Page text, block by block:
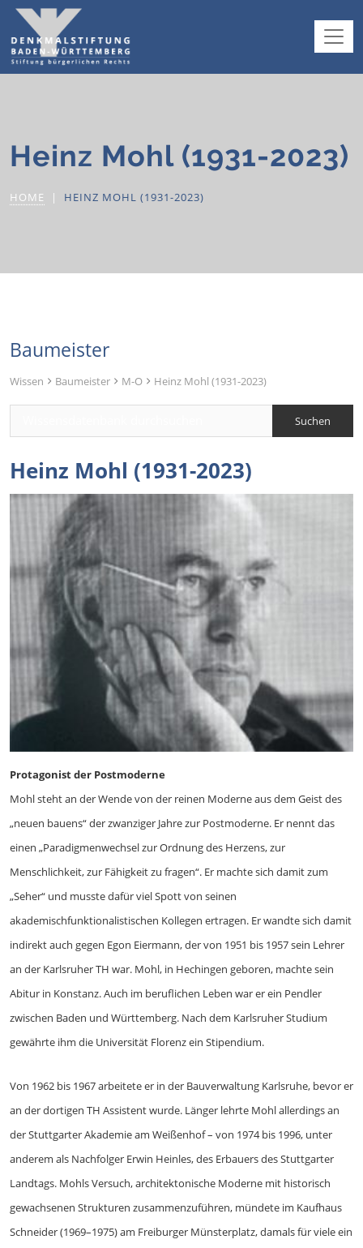
Heinz Mohl (1931-2023)
HOME HEINZ MOHL (1931-2023)
Baumeister
Wissen Baumeister M-O Heinz Mohl (1931-2023)
Heinz Mohl (1931-2023)
Protagonist der Postmoderne
Mohl steht an der Wende von der reinen Moderne aus dem Geist des
„neuen bauens“ der zwanziger Jahre zur Postmoderne. Er nennt das
einen „Paradigmenwechsel zur Ordnung des Herzens, zur
Menschlichkeit, zur Fähigkeit zu fragen“. Er machte sich damit zum
„Seher“ und musste dafür viel Spott von seinen
akademischfunktionalistischen Kollegen ertragen. Er wandte sich damit
indirekt auch gegen Egon Eiermann, der von 1951 bis 1957 sein Lehrer
an der Karlsruher TH war. Mohl, in Hechingen geboren, machte sein
Abitur in Konstanz. Auch im beruflichen Leben war er ein Pendler
zwischen Baden und Württemberg. Nach dem Karlsruher Studium
gewährte ihm die Universität Florenz ein Stipendium.
Von 1962 bis 1967 arbeitete er in der Bauverwaltung Karlsruhe, bevor er
an der dortigen TH Assistent wurde. Länger lehrte Mohl allerdings an
der Stuttgarter Akademie am Weißenhof – von 1974 bis 1996, unter
anderem als Nachfolger Erwin Heinles, des Erbauers des Stuttgarter
Landtags. Mohls Versuch, architektonische Moderne mit historisch
gewachsenen Strukturen zusammenzuführen, mündete im Kaufhaus
Schneider (1969–1975) am Freiburger Münsterplatz, damals für viele ein